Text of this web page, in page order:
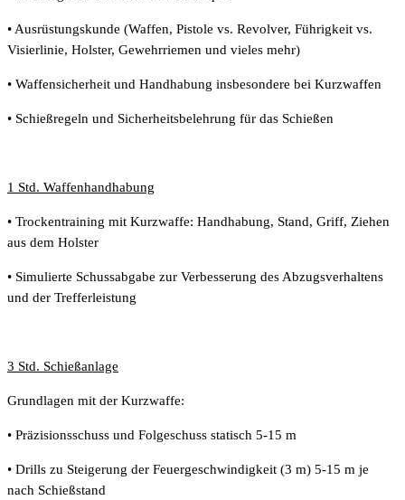
• Ausrüstungskunde (Waffen, Pistole vs. Revolver, Führigkeit vs.
Visierlinie, Holster, Gewehrriemen und vieles mehr)
• Waffensicherheit und Handhabung insbesondere bei Kurzwaffen
• Schießregeln und Sicherheitsbelehrung für das Schießen
1 Std. Waffenhandhabung
• Trockentraining mit Kurzwaffe: Handhabung, Stand, Griff, Ziehen
aus dem Holster
• Simulierte Schussabgabe zur Verbesserung des Abzugsverhaltens
und der Trefferleistung
3 Std. Schießanlage
Grundlagen mit der Kurzwaffe:
• Präzisionsschuss und Folgeschuss statisch 5-15 m
• Drills zu Steigerung der Feuergeschwindigkeit (3 m) 5-15 m je
nach Schießstand